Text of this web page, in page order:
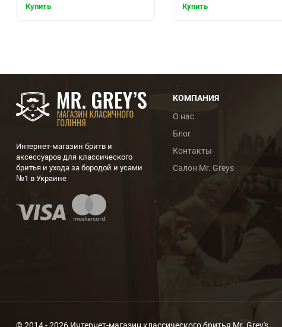
Купить Купить
Интернет-магазин бритв и
аксессуаров для классического
бритья и ухода за бородой и усами
№1 в Украине
КОМПАНИЯ
О нас
Блог
Контакты
Салон Mr. Greys